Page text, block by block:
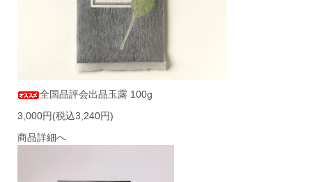
全国品評会出品玉露 100g
3,000円(税込3,240円)
商品詳細へ